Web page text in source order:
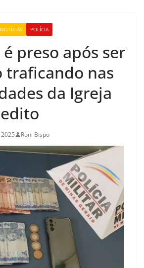
NOTÍCIAS POLÍCIA
preso após ser
traficando nas
da Igreja
Roni Bispo